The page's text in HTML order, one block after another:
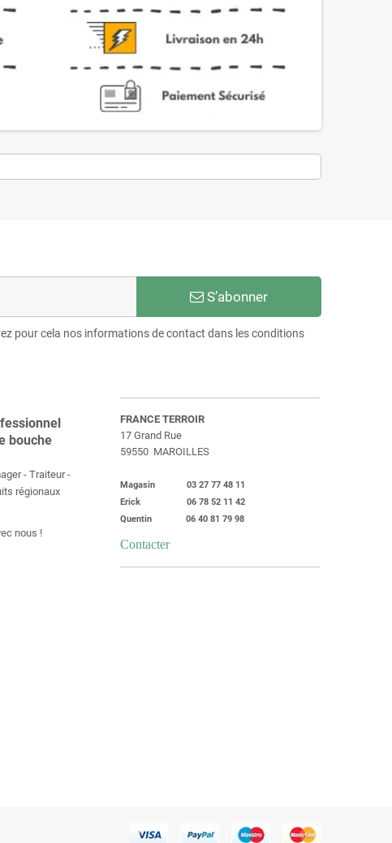
S’abonner
pour cela nos informations de contact dans les conditions
bouche
- Traiteur -
régionaux
nous !
FRANCE TERROIR
17 Grand Rue
59550 MAROILLES
Magasin 03 27 77 48 11
Erick 06 78 52 11 42
Quentin 06 40 81 79 98
Contacter